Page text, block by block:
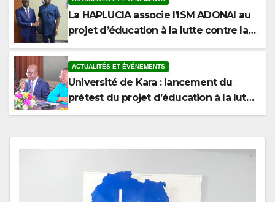
projet d’éducation à la lutte contre la
corruption
ACTUALITÉS ET ÉVÉNEMENTS
Université de Kara : lancement du
prétest du projet d’éducation à la lutte
contre la corruption